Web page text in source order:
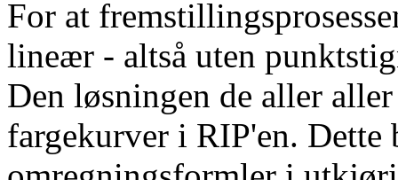
For at
lineær - altså uten
Den løsningen de aller
fargekurver i RIP'en. Dette